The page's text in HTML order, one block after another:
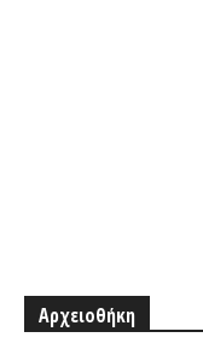
Αρχειοθήκη